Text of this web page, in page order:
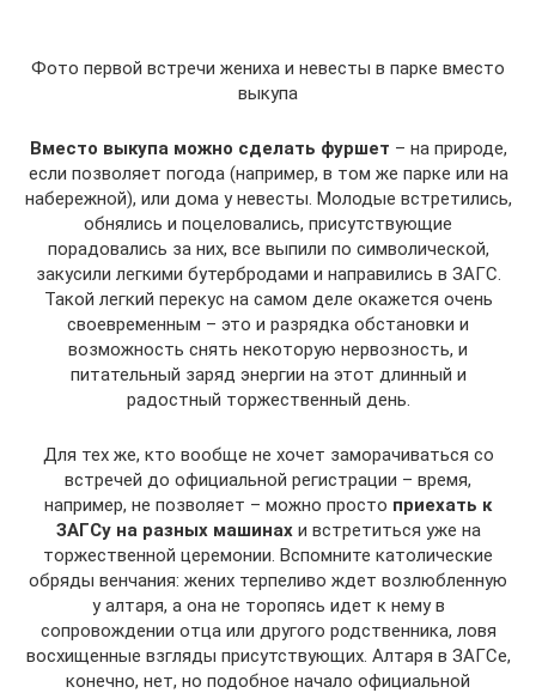
Фото первой встречи жениха и невесты в парке вместо
выкупа
Вместо выкупа можно сделать фуршет – на природе,
если позволяет погода (например, в том же парке или на
набережной), или дома у невесты. Молодые встретились,
обнялись и поцеловались, присутствующие
порадовались за них, все выпили по символической,
закусили легкими бутербродами и направились в ЗАГС.
Такой легкий перекус на самом деле окажется очень
своевременным – это и разрядка обстановки и
возможность снять некоторую нервозность, и
питательный заряд энергии на этот длинный и
радостный торжественный день.
Для тех же, кто вообще не хочет заморачиваться со
встречей до официальной регистрации – время,
например, не позволяет – можно просто приехать к
ЗАГСу на разных машинахи встретиться уже на
торжественной церемонии. Вспомните католические
обряды венчания: жених терпеливо ждет возлюбленную
у алтаря, а она не торопясь идет к нему в
сопровождении отца или другого родственника, ловя
восхищенные взгляды присутствующих. Алтаря в ЗАГСе,
конечно, нет, но подобное начало официальной